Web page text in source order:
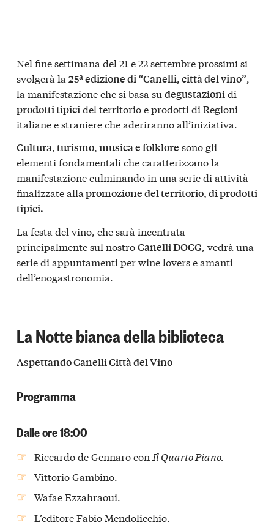
Nel fine settimana del 21 e 22 settembre prossimi si
svolgerà la 25ª edizione di “Canelli, città del vino”,
la manifestazione che si basa su degustazionidi
prodotti tipicidel territorio e prodotti di Regioni
italiane e straniere che aderiranno all’iniziativa.
Cultura, turismo, musica e folklore sono gli
elementi fondamentali che caratterizzano la
manifestazione culminando in una serie di attività
finalizzate alla promozione del territorio, di prodotti
tipici.
La festa del vino, che sarà incentrata
principalmente sul nostroCanelli DOCG, vedrà una
serie di appuntamenti per wine lovers e amanti
dell’enogastronomia.
La Notte bianca della biblioteca
Aspettando Canelli Città del Vino
Programma
Dalle ore 18:00
Riccardo de Gennaro con Il Quarto Piano.
Vittorio Gambino.
Wafae Ezzahraoui.
L’editore Fabio Mendolicchio.